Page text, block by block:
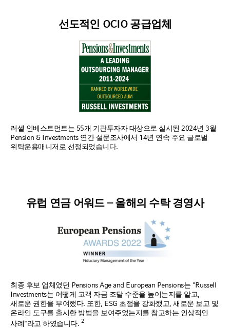
선도적인 OCIO 공급업체
러셀 인베스트먼트는 55개 기관투자자 대상으로 실시된 2024년 3월
Pension & Investments 연간 설문조사에서 14년 연속 주요 글로벌
위탁운용매니저로 선정되었습니다.
유럽 연금 어워드 – 올해의 수탁 경영사
최종 후보 업체였던 Pensions Age and European Pensions는 "Russell
Investments는 어떻게 고객 자금 조달 수준을 높이는지를 알고,
새로운 권한을 부여했다. 또한, ESG 초점을 강화했고, 새로운 보고 및
온라인 도구를 출시한 방법을 보여주었는지를 참고하는 인상적인
사례"라고 하였습니다. 2